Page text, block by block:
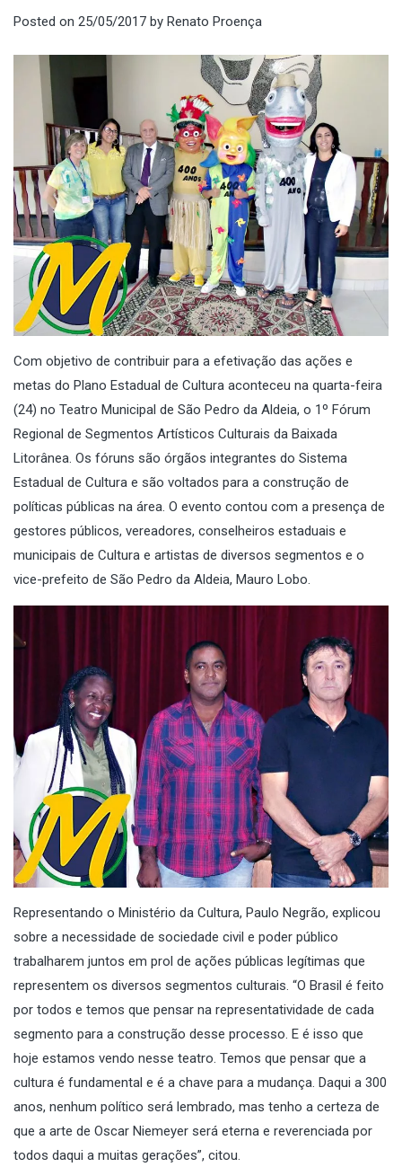
Posted on 25/05/2017 by Renato Proença
Com objetivo de contribuir para a efetivação das ações e
metas do Plano Estadual de Cultura aconteceu na quarta-feira
(24) no Teatro Municipal de São Pedro da Aldeia, o 1º Fórum
Regional de Segmentos Artísticos Culturais da Baixada
Litorânea. Os fóruns são órgãos integrantes do Sistema
Estadual de Cultura e são voltados para a construção de
políticas públicas na área. O evento contou com a presença de
gestores públicos, vereadores, conselheiros estaduais e
municipais de Cultura e artistas de diversos segmentos e o
vice-prefeito de São Pedro da Aldeia, Mauro Lobo.
Representando o Ministério da Cultura, Paulo Negrão, explicou
sobre a necessidade de sociedade civil e poder público
trabalharem juntos em prol de ações públicas legítimas que
representem os diversos segmentos culturais. “O Brasil é feito
por todos e temos que pensar na representatividade de cada
segmento para a construção desse processo. E é isso que
hoje estamos vendo nesse teatro. Temos que pensar que a
cultura é fundamental e é a chave para a mudança. Daqui a 300
anos, nenhum político será lembrado, mas tenho a certeza de
que a arte de Oscar Niemeyer será eterna e reverenciada por
todos daqui a muitas gerações”, citou.